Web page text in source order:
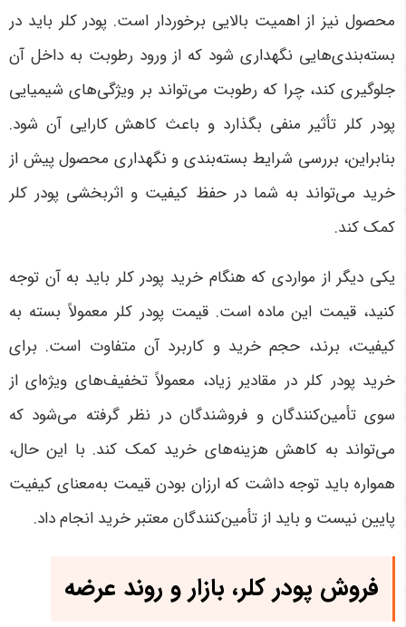
محصول نیز از اهمیت بالایی برخوردار است. پودر کلر باید در
بسته‌بندی‌هایی نگهداری شود که از ورود رطوبت به داخل آن
جلوگیری کند، چرا که رطوبت می‌تواند بر ویژگی‌های شیمیایی
پودر کلر تأثیر منفی بگذارد و باعث کاهش کارایی آن شود.
بنابراین، بررسی شرایط بسته‌بندی و نگهداری محصول پیش از
خرید می‌تواند به شما در حفظ کیفیت و اثربخشی پودر کلر
کمک کند.
یکی دیگر از مواردی که هنگام خرید پودر کلر باید به آن توجه
کنید، قیمت این ماده است. قیمت پودر کلر معمولاً بسته به
کیفیت، برند، حجم خرید و کاربرد آن متفاوت است. برای
خرید پودر کلر در مقادیر زیاد، معمولاً تخفیف‌های ویژه‌ای از
سوی تأمین‌کنندگان و فروشندگان در نظر گرفته می‌شود که
می‌تواند به کاهش هزینه‌های خرید کمک کند. با این حال،
همواره باید توجه داشت که ارزان بودن قیمت به‌معنای کیفیت
پایین نیست و باید از تأمین‌کنندگان معتبر خرید انجام داد.
فروش پودر کلر، بازار و روند عرضه